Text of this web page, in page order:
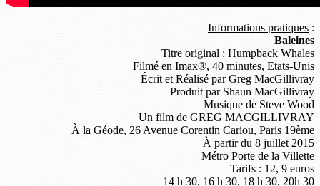
Informations pratiques :
Baleines
Titre original : Humpback Whales
Filmé en Imax®, 40 minutes, Etats-Unis
Écrit et Réalisé par Greg MacGillivray
Produit par Shaun MacGillivray
Musique de Steve Wood
Un film de GREG MACGILLIVRAY
À la Géode, 26 Avenue Corentin Cariou, Paris 19ème
À partir du 8 juillet 2015
Métro Porte de la Villette
Tarifs : 12, 9 euros
14 h 30, 16 h 30, 18 h 30, 20h 30